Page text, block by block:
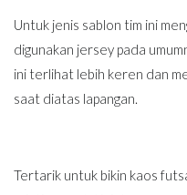
Untuk jenis sablon tim ini
digunakan jersey pada
ini terlihat lebih keren dan
saat diatas lapangan.
Tertarik untuk bikin kaos